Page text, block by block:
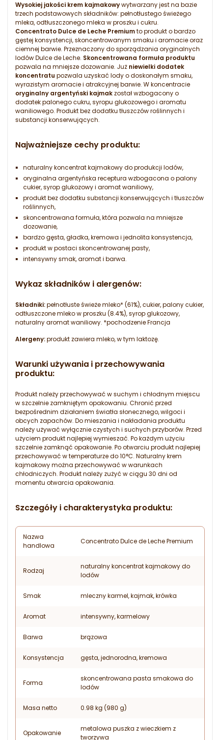
Wysokiej jakości krem kajmakowywytwarzany jest na bazie
trzech podstawowych składników: pełnotłustego świeżego
mleka, odtłuszczonego mleka w proszku i cukru.
Concentrato Dulce de Leche Premiumto produkt o bardzo
gęstej konsystencji, skoncentrowanym smaku i aromacie oraz
ciemnej barwie. Przeznaczony do sporządzania oryginalnych
lodów Dulce de Leche. Skoncentrowana formuła produktu
pozwala na mniejsze dozowanie. Już niewielki dodatek
koncentratu pozwala uzyskać lody o doskonałym smaku,
wyrazistym aromacie i atrakcyjnej barwie. W koncentracie
oryginalny argentyński kajmak został wzbogacony o
dodatek palonego cukru, syropu glukozowego i aromatu
waniliowego. Produkt bez dodatku tłuszczów roślinnych i
substancji konserwujących.
Najważniejsze cechy produktu:
naturalny koncentrat kajmakowy do produkcji lodów,
oryginalna argentyńska receptura wzbogacona o palony
cukier, syrop glukozowy i aromat waniliowy,
produkt bez dodatku substancji konserwujących i tłuszczów
roślinnych,
skoncentrowana formuła, która pozwala na mniejsze
dozowanie,
bardzo gęsta, gładka, kremowa i jednolita konsystencja,
produkt w postaci skoncentrowanej pasty,
intensywny smak, aromat i barwa.
Wykaz składników i alergenów:
Składniki:pełnotłuste świeże mleko* (61%), cukier, palony cukier,
odtłuszczone mleko w proszku (8.4%), syrop glukozowy,
naturalny aromat waniliowy. *pochodzenie Francja
Alergeny:produkt zawiera mleko, w tym laktozę.
Warunki używania i przechowywania
produktu:
Produkt należy przechowywać w suchym i chłodnym miejscu
w szczelnie zamkniętym opakowaniu. Chronić przed
bezpośrednim działaniem światła słonecznego, wilgoci i
obcych zapachów. Do mieszania i nakładania produktu
należy używać wyłącznie czystych i suchych przyborów. Przed
użyciem produkt najlepiej wymieszać. Po każdym użyciu
szczelnie zamknąć opakowanie. Po otwarciu produkt najlepiej
przechowywać w temperaturze do 10°C. Naturalny krem
kajmakowy można przechowywać w warunkach
chłodniczych. Produkt należy zużyć w ciągu 30 dni od
momentu otwarcia opakowania.
Szczegóły i charakterystyka produktu:
Nazwa
handlowa
Concentrato Dulce de Leche Premium
Rodzaj
naturalny koncentrat kajmakowy do
lodów
Smak mleczny karmel, kajmak, krówka
Aromat intensywny, karmelowy
Barwa brązowa
Konsystencja gęsta, jednorodna, kremowa
Forma
skoncentrowana pasta smakowa do
lodów
Masa netto 0.98 kg (980 g)
Opakowanie
metalowa puszka z wieczkiem z
tworzywa